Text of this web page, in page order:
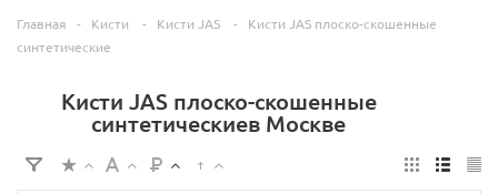
Главная - Кисти - Кисти JAS -
Кисти JAS плоско-скошенные
синтетические
Кисти JAS плоско-скошенные
синтетическиев Москве